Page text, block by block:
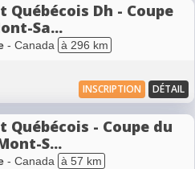
Québécois Dh - Coupe
Sa...
- Canada à 296 km
INSCRIPTION DÉTAIL
Québécois - Coupe du
S...
- Canada à 57 km